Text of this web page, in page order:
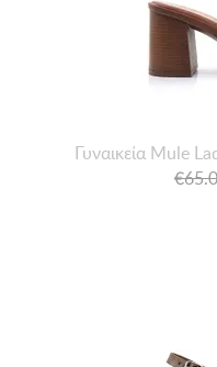
Γυναικεία Mule